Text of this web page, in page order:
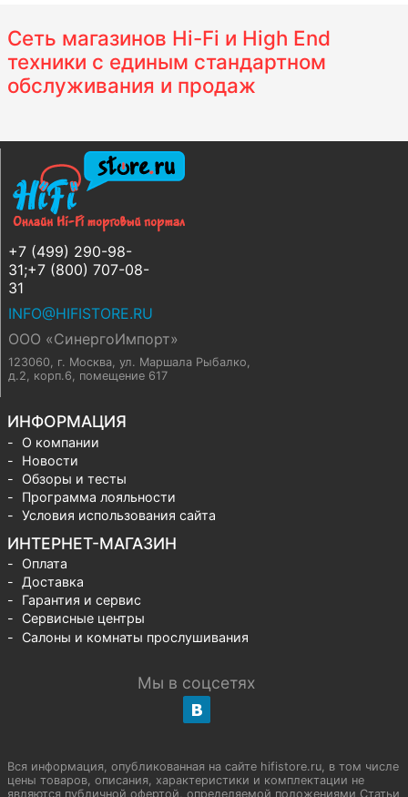
Сеть магазинов Hi-Fi и High End
техники с единым стандартном
обслуживания и продаж
+7 (499) 290-98-
31;+7 (800) 707-08-
31
INFO@HIFISTORE.RU
ООО «СинергоИмпорт»
123060, г. Москва, ул. Маршала Рыбалко,
д.2, корп.6, помещение 617
ИНФОРМАЦИЯ
О компании
Новости
Обзоры и тесты
Программа лояльности
Условия использования сайта
ИНТЕРНЕТ-МАГАЗИН
Оплата
Доставка
Гарантия и сервис
Сервисные центры
Салоны и комнаты прослушивания
Мы в соцсетях
Вся информация, опубликованная на сайте hifistore.ru, в том числе
цены товаров, описания, характеристики и комплектации не
являются публичной офертой, определяемой положениями Статьи